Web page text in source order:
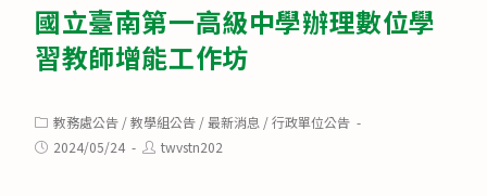
國立臺南第一高級中學辦理數位學
習教師增能工作坊
Post
category:
教務處公告 /教學組公告 /最新消息 /行政單位公告
Post2024/05/24
Posttwvstn202